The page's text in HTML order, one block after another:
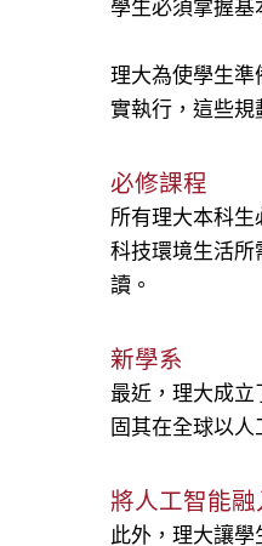
學生必須掌握基
理大為使學生準
實執行，這些規
必修課程
所有理大本科
科技環境生活所
讀。
新學系
最近，理大成
固其在全球以
將人工智能融
此外，理大讓